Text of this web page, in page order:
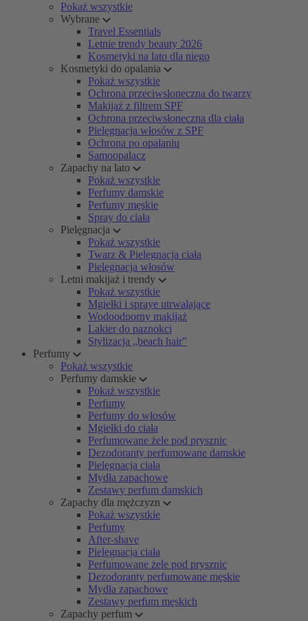
Pokaż wszystkie
Wybrane
Travel Essentials
Letnie trendy beauty 2026
Kosmetyki na lato dla niego
Kosmetyki do opalania
Pokaż wszystkie
Ochrona przeciwsłoneczna do twarzy
Makijaż z filtrem SPF
Ochrona przeciwsłoneczna dla ciała
Pielęgnacja włosów z SPF
Ochrona po opalaniu
Samoopalacz
Zapachy na lato
Pokaż wszystkie
Perfumy damskie
Perfumy męskie
Spray do ciała
Pielęgnacja
Pokaż wszystkie
Twarz & Pielęgnacja ciała
Pielęgnacja włosów
Letni makijaż i trendy
Pokaż wszystkie
Mgiełki i spraye utrwalające
Wodoodporny makijaż
Lakier do paznokci
Stylizacja „beach hair”
Perfumy
Pokaż wszystkie
Perfumy damskie
Pokaż wszystkie
Perfumy
Perfumy do włosów
Mgiełki do ciała
Perfumowane żele pod prysznic
Dezodoranty perfumowane damskie
Pielęgnacja ciała
Mydła zapachowe
Zestawy perfum damskich
Zapachy dla mężczyzn
Pokaż wszystkie
Perfumy
After-shave
Pielęgnacja ciała
Perfumowane żele pod prysznic
Dezodoranty perfumowane męskie
Mydła zapachowe
Zestawy perfum męskich
Zapachy perfum